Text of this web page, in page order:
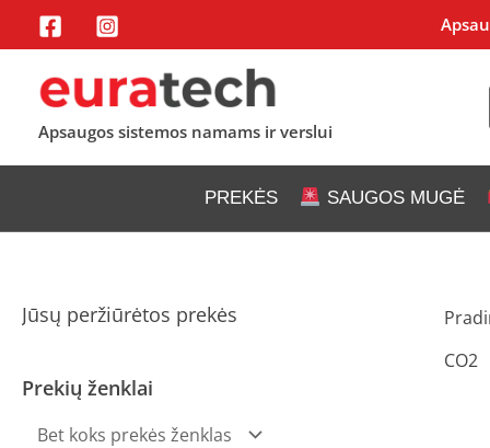
Pereiti
prie
turinio
Apsaugos sistemos namams ir verslui
PREKĖS SAUGOS MUGĖ
Jūsų peržiūrėtos prekės
Prekių ženklai
CO2